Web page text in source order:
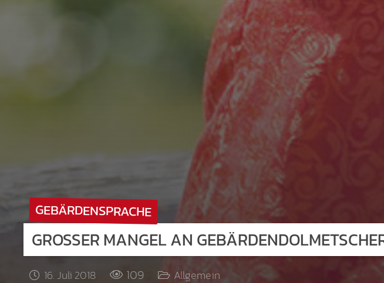
GEBÄRDENSPRACHE
GROSSER MANGEL AN
16. Juli 2018 109 Allgemein